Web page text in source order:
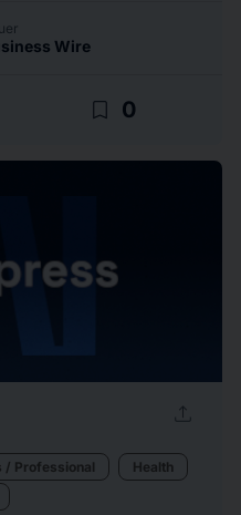
Wire
bookmark_border 0
upload
/ Professional
Health